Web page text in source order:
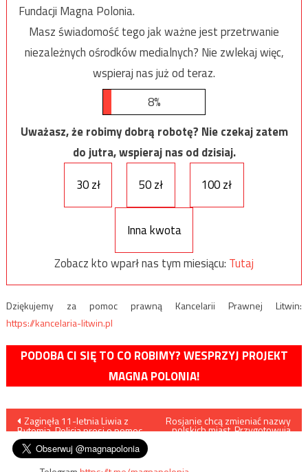
Fundacji Magna Polonia.
Masz świadomość tego jak ważne jest przetrwanie
niezależnych ośrodków medialnych? Nie zwlekaj więc,
wspieraj nas już od teraz.
8%
Uważasz, że robimy dobrą robotę? Nie czekaj zatem
do jutra, wspieraj nas od dzisiaj.
30 zł
50 zł 100 zł
Inna kwota
Zobacz kto wparł nas tym miesiącu: Tutaj
Dziękujemy za pomoc prawną Kancelarii Prawnej Litwin:
https://kancelaria-litwin.pl
PODOBA CI SIĘ TO CO ROBIMY? WESPRZYJ PROJEKT
MAGNA POLONIA!
Nawigacja
wpisu
Zaginęła 11-letnia Liwia z
Bytomia. Policja prosi o pomoc
Rosjanie chcą zmieniać nazwy
polskich miast. Przygotowują